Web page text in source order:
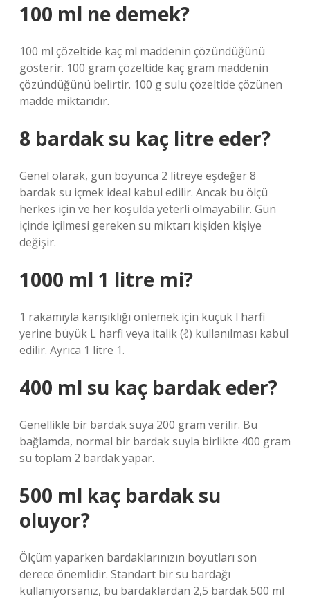
100 ml ne demek?
100 ml çözeltide kaç ml maddenin çözündüğünü
gösterir. 100 gram çözeltide kaç gram maddenin
çözündüğünü belirtir. 100 g sulu çözeltide çözünen
madde miktarıdır.
8 bardak su kaç litre eder?
Genel olarak, gün boyunca 2 litreye eşdeğer 8
bardak su içmek ideal kabul edilir. Ancak bu ölçü
herkes için ve her koşulda yeterli olmayabilir. Gün
içinde içilmesi gereken su miktarı kişiden kişiye
değişir.
1000 ml 1 litre mi?
1 rakamıyla karışıklığı önlemek için küçük l harfi
yerine büyük L harfi veya italik (ℓ) kullanılması kabul
edilir. Ayrıca 1 litre 1.
400 ml su kaç bardak eder?
Genellikle bir bardak suya 200 gram verilir. Bu
bağlamda, normal bir bardak suyla birlikte 400 gram
su toplam 2 bardak yapar.
500 ml kaç bardak su
oluyor?
Ölçüm yaparken bardaklarınızın boyutları son
derece önemlidir. Standart bir su bardağı
kullanıyorsanız, bu bardaklardan 2,5 bardak 500 ml